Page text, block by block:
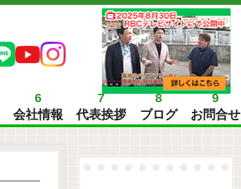
6
会社情報
7
代表挨拶
8
ブログ
9
お問合せ